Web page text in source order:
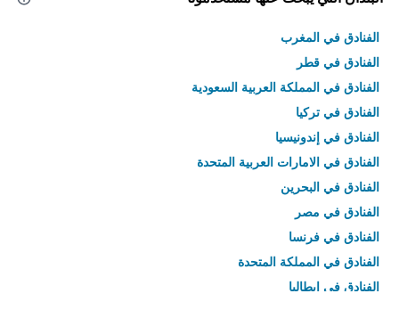
الفنادق في المغرب
الفنادق في قطر
الفنادق في المملكة العربية السعودية
الفنادق في تركيا
الفنادق في إندونيسيا
الفنادق في الامارات العربية المتحدة
الفنادق في البحرين
الفنادق في مصر
الفنادق في فرنسا
الفنادق في المملكة المتحدة
الفنادق في إيطاليا